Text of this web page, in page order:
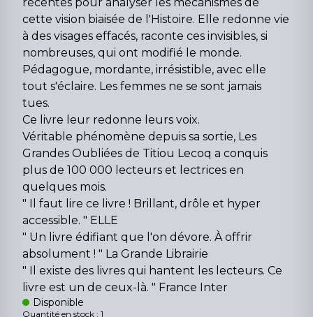
cette vision biaisée de l'Histoire. Elle redonne vie
à des visages effacés, raconte ces invisibles, si
nombreuses, qui ont modifié le monde.
Pédagogue, mordante, irrésistible, avec elle
tout s'éclaire. Les femmes ne se sont jamais
tues.
Ce livre leur redonne leurs voix.
Véritable phénomène depuis sa sortie, Les
Grandes Oubliées de Titiou Lecoq a conquis
plus de 100 000 lecteurs et lectrices en
quelques mois.
" Il faut lire ce livre ! Brillant, drôle et hyper
accessible. " ELLE
" Un livre édifiant que l'on dévore. À offrir
absolument ! " La Grande Librairie
" Il existe des livres qui hantent les lecteurs. Ce
livre est un de ceux-là. " France Inter
Disponible
Quantité en stock : 1